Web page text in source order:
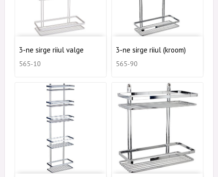
3-ne sirge riiul valge
565-10
3-ne sirge riiul (kroom)
565-90